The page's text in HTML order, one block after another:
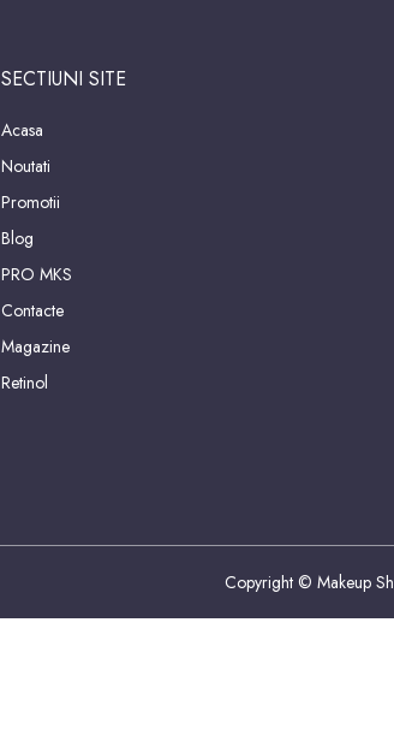
SECTIUNI SITE
Acasa
Noutati
Promotii
Blog
PRO MKS
Contacte
Magazine
Retinol
Copyright © Makeup